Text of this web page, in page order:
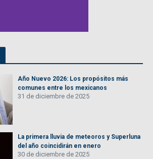
Año Nuevo 2026: Los propósitos más
comunes entre los mexicanos
31 de diciembre de 2025
La primera lluvia de meteoros y Superluna
del año coincidirán en enero
30 de diciembre de 2025